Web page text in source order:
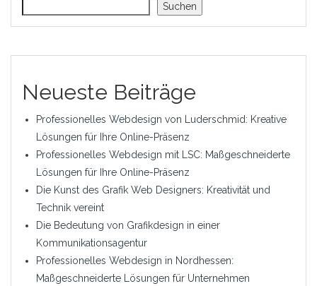
Suchen
Neueste Beiträge
Professionelles Webdesign von Luderschmid: Kreative
Lösungen für Ihre Online-Präsenz
Professionelles Webdesign mit LSC: Maßgeschneiderte
Lösungen für Ihre Online-Präsenz
Die Kunst des Grafik Web Designers: Kreativität und
Technik vereint
Die Bedeutung von Grafikdesign in einer
Kommunikationsagentur
Professionelles Webdesign in Nordhessen:
Maßgeschneiderte Lösungen für Unternehmen